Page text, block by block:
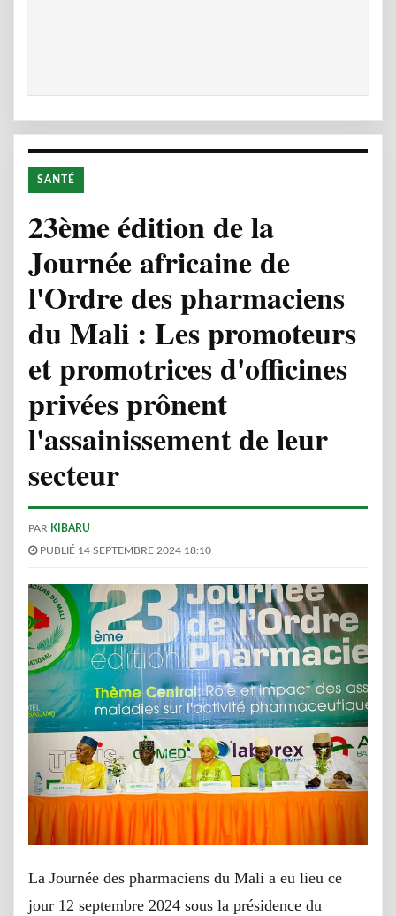
SANTÉ
23ème édition de la
Journée africaine de
l'Ordre des pharmaciens
du Mali : Les promoteurs
et promotrices d'officines
privées prônent
l'assainissement de leur
secteur
PAR KIBARU
PUBLIÉ 14 SEPTEMBRE 2024 18:10
La Journée des pharmaciens du Mali a eu lieu ce
jour 12 septembre 2024 sous la présidence du